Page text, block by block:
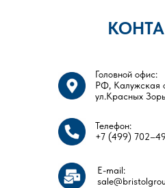
Головной офис:
РФ, Калужская
ул.Красных
Телефон:
+7 (499)
E-mail: